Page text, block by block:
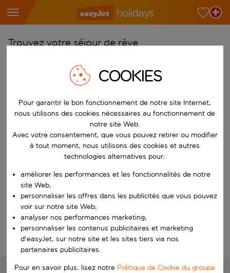
Trouvez votre séjour de rêve
Choisissez votre aéroport
Commencez à taper pour la saisie automatique. Lorsque les
Choisissez votre destination
Vers
Choisissez vos dates
Quand
Qui
Rechercher
COOKIES
Pour garantir le bon fonctionnement de notre site Internet,
nous utilisons des cookies nécessaires au fonctionnement de
notre site Web.
Avec votre consentement, que vous pouvez retirer ou modifier
à tout moment, nous utilisons des cookies et autres
technologies alternatives pour:
améliorer les performances et les fonctionnalités de notre
site Web;
personnaliser les offres dans les publicités que vous pouvez
voir sur notre site Web;
analyser nos performances marketing;
personnaliser les contenus publicitaires et marketing
d'easyJet, sur notre site et les sites tiers via nos
partenaires publicitaires.
Pour en savoir plus, lisez notre Politique de Cookie du groupe